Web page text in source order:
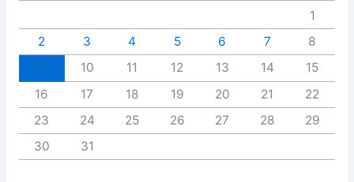
1
2
3 4 5 6 7
8
10 11 12 13 14
15
16
17 18 19 20 21
22
23
24 25 26 27 28
29
30
31